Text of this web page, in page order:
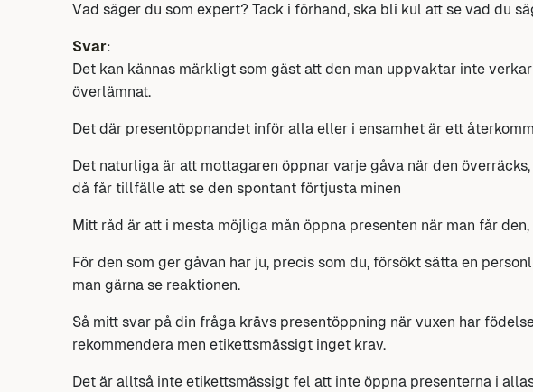
Vad säger du som expert? Tack i förhand, ska bli kul att se vad du
Svar:
Det kan kännas märkligt som gäst att den man uppvaktar inte
överlämnat.
Det där presentöppnandet inför alla eller i ensamhet är ett
Det naturliga är att mottagaren öppnar varje gåva när den
då får tillfälle att se den spontant förtjusta minen
Mitt råd är att i mesta möjliga mån öppna presenten när man får
För den som ger gåvan har ju, precis som du, försökt sätta en
man gärna se reaktionen.
Så mitt svar på din fråga krävs presentöppning när vuxen har
rekommendera men etikettsmässigt inget krav.
Det är alltså inte etikettsmässigt fel att inte öppna presenterna i